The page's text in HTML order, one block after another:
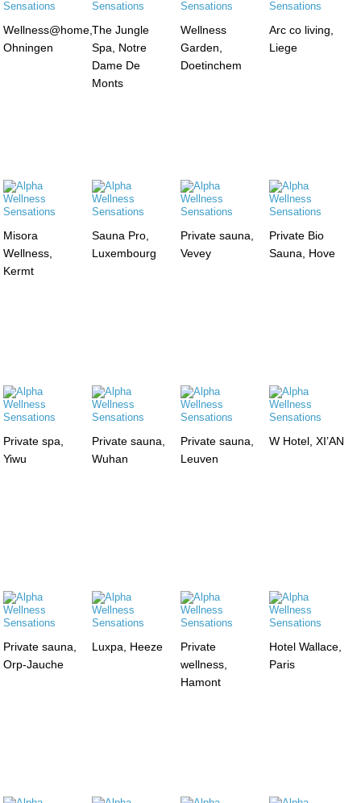
Wellness@home,
Ohningen
The Jungle
Spa, Notre
Dame De
Monts
Wellness
Garden,
Doetinchem
Arc co living,
Liege
Misora
Wellness,
Kermt
Sauna Pro,
Luxembourg
Private sauna,
Vevey
Private Bio
Sauna, Hove
Private spa,
Yiwu
Private sauna,
Wuhan
Private sauna,
Leuven
W Hotel, XI’AN
Private sauna,
Orp-Jauche
Luxpa, Heeze
Private
wellness,
Hamont
Hotel Wallace,
Paris